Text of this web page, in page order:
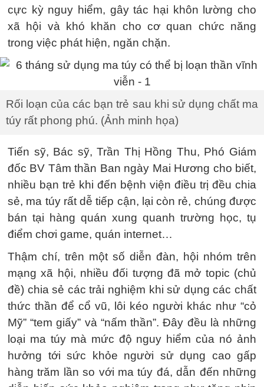
cực kỳ nguy hiểm, gây tác hại khôn lường cho
xã hội và khó khăn cho cơ quan chức năng
trong việc phát hiện, ngăn chặn.
Rối loạn của các bạn trẻ sau khi sử dụng chất ma
túy rất phong phú. (Ảnh minh họa)
Tiến sỹ, Bác sỹ, Trần Thị Hồng Thu, Phó Giám
đốc BV Tâm thần Ban ngày Mai Hương cho biết,
nhiều bạn trẻ khi đến bệnh viện điều trị đều chia
sẻ, ma túy rất dễ tiếp cận, lại còn rẻ, chúng được
bán tại hàng quán xung quanh trường học, tụ
điểm chơi game, quán internet…
Thậm chí, trên một số diễn đàn, hội nhóm trên
mạng xã hội, nhiều đối tượng đã mở topic (chủ
đề) chia sẻ các trải nghiệm khi sử dụng các chất
thức thần để cổ vũ, lôi kéo người khác như “cỏ
Mỹ” “tem giấy” và “nấm thần”. Đây đều là những
loại ma túy mà mức độ nguy hiểm của nó ảnh
hưởng tới sức khỏe người sử dụng cao gấp
hàng trăm lần so với ma túy đá, dẫn đến những